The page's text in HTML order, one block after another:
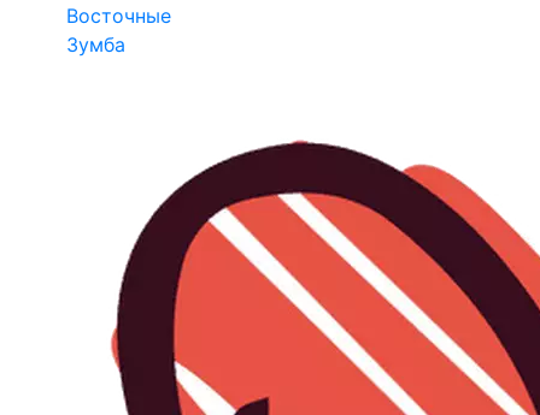
Восточные
Зумба